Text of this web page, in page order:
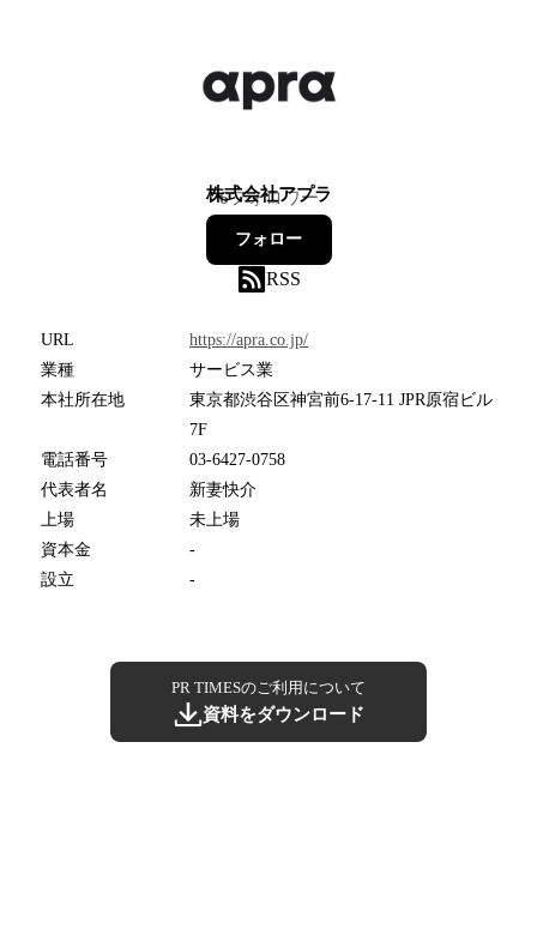
株式会社アプラ
6フォロワー
フォロー
RSS
URL
https://apra.co.jp/
業種
サービス業
本社所在地
東京都渋谷区神宮前6-17-11 JPR原宿ビル
7F
電話番号
03-6427-0758
代表者名
新妻快介
上場
未上場
資本金
-
設立
-
PR TIMESのご利用について
資料をダウンロード